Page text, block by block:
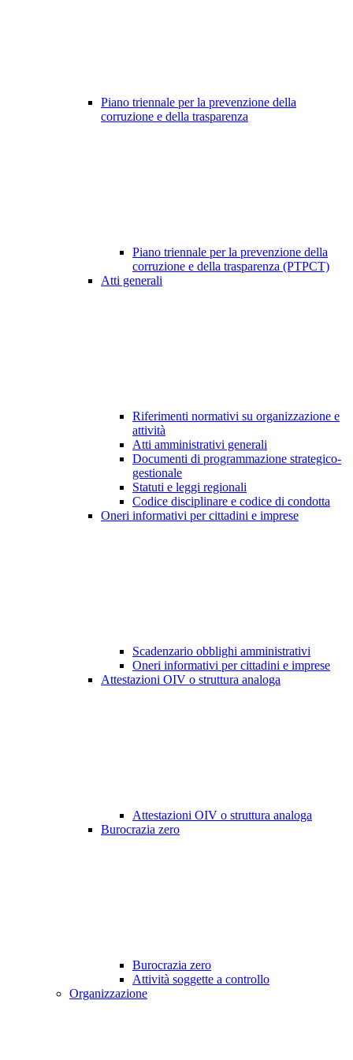
Piano triennale per la prevenzione della
corruzione e della trasparenza
Piano triennale per la prevenzione della
corruzione e della trasparenza (PTPCT)
Atti generali
Riferimenti normativi su organizzazione e
attività
Atti amministrativi generali
Documenti di programmazione strategico-
gestionale
Statuti e leggi regionali
Codice disciplinare e codice di condotta
Oneri informativi per cittadini e imprese
Scadenzario obblighi amministrativi
Oneri informativi per cittadini e imprese
Attestazioni OIV o struttura analoga
Attestazioni OIV o struttura analoga
Burocrazia zero
Burocrazia zero
Attività soggette a controllo
Organizzazione